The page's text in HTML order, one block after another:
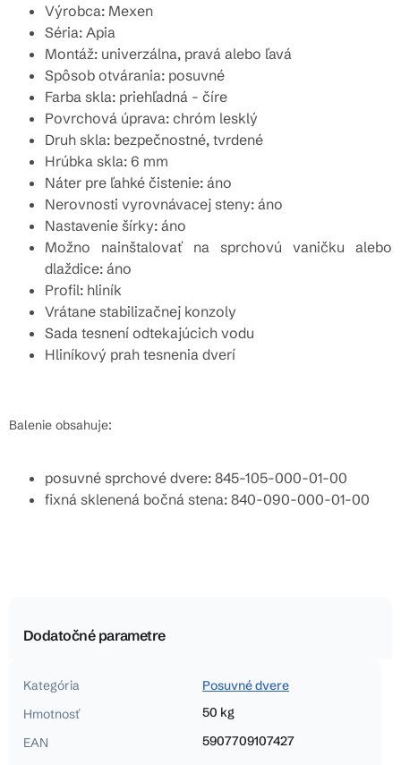
Výrobca: Mexen
Séria: Apia
Montáž: univerzálna, pravá alebo ľavá
Spôsob otvárania: posuvné
Farba skla: priehľadná - číre
Povrchová úprava: chróm lesklý
Druh skla: bezpečnostné, tvrdené
Hrúbka skla: 6 mm
Náter pre ľahké čistenie: áno
Nerovnosti vyrovnávacej steny: áno
Nastavenie šírky: áno
Možno nainštalovať na sprchovú vaničku alebo
dlaždice: áno
Profil: hliník
Vrátane stabilizačnej konzoly
Sada tesnení odtekajúcich vodu
Hliníkový prah tesnenia dverí
Balenie obsahuje:
posuvné sprchové dvere: 845-105-000-01-00
fixná sklenená bočná stena: 840-090-000-01-00
Dodatočné parametre
Kategória
Posuvné dvere
Hmotnosť
50 kg
EAN
5907709107427